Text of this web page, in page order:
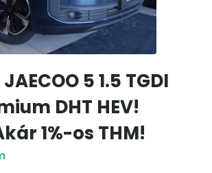
5 1.5 TGDI
DHT HEV!
1%-os THM!